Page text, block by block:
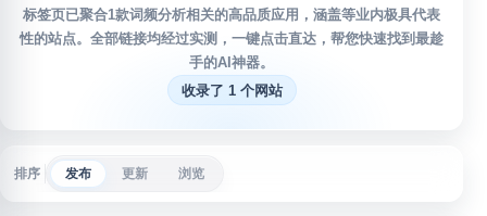
标签页已聚合1款词频分析相关的高品质应用，涵盖等业内极具代表
性的站点。全部链接均经过实测，一键点击直达，帮您快速找到最趁
手的AI神器。
收录了 1 个网站
排序 发布 更新 浏览